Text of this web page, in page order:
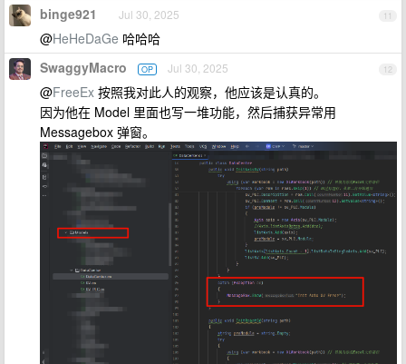
11
binge921 Jul 30, 2025
@HeHeDaGe 哈哈哈
12
SwaggyMacro OP Jul 30, 2025
@FreeEx 按照我对此人的观察，他应该是认真的。
因为他在 Model 里面也写一堆功能，然后捕获异常用
Messagebox 弹窗。